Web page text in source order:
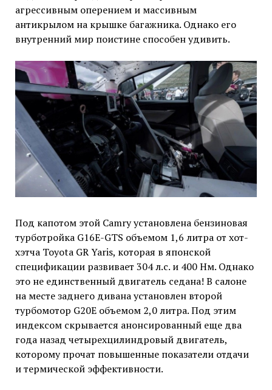
агрессивным оперением и массивным
антикрылом на крышке багажника. Однако его
внутренний мир поистине способен удивить.
Под капотом этой Camry установлена бензиновая
турботройка G16E-GTS объемом 1,6 литра от хот-
хэтча Toyota GR Yaris, которая в японской
спецификации развивает 304 л.с. и 400 Нм. Однако
это не единственный двигатель седана! В салоне
на месте заднего дивана установлен второй
турбомотор G20E объемом 2,0 литра. Под этим
индексом скрывается анонсированный еще два
года назад четырехцилиндровый двигатель,
которому прочат повышенные показатели отдачи
и термической эффективности.